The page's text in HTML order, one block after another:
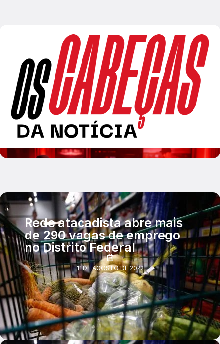
Rede atacadista abre mais
de 290 vagas de emprego
no Distrito Federal
11 DE AGOSTO DE 2022